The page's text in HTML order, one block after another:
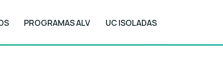
PROGRAMAS ALV UC ISOLADAS